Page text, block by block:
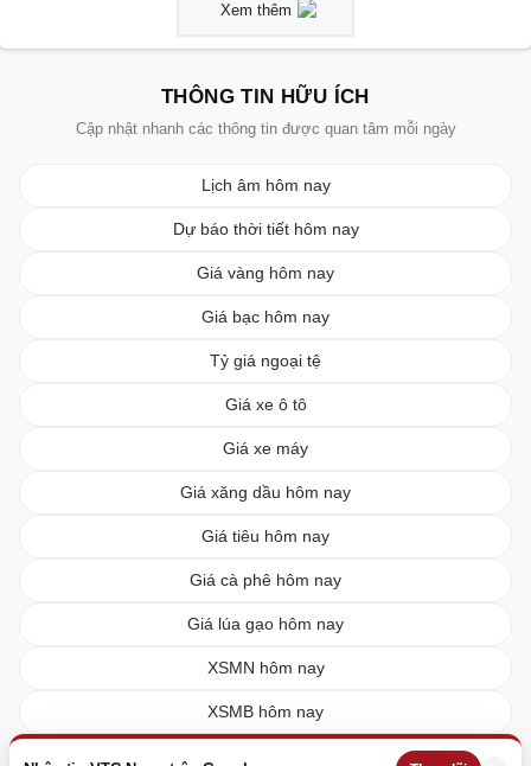
Xem thêm
THÔNG TIN HỮU ÍCH
Cập nhật nhanh các thông tin được quan tâm mỗi ngày
Lịch âm hôm nay
Dự báo thời tiết hôm nay
Giá vàng hôm nay
Giá bạc hôm nay
Tỷ giá ngoại tệ
Giá xe ô tô
Giá xe máy
Giá xăng dầu hôm nay
Giá tiêu hôm nay
Giá cà phê hôm nay
Giá lúa gạo hôm nay
XSMN hôm nay
XSMB hôm nay